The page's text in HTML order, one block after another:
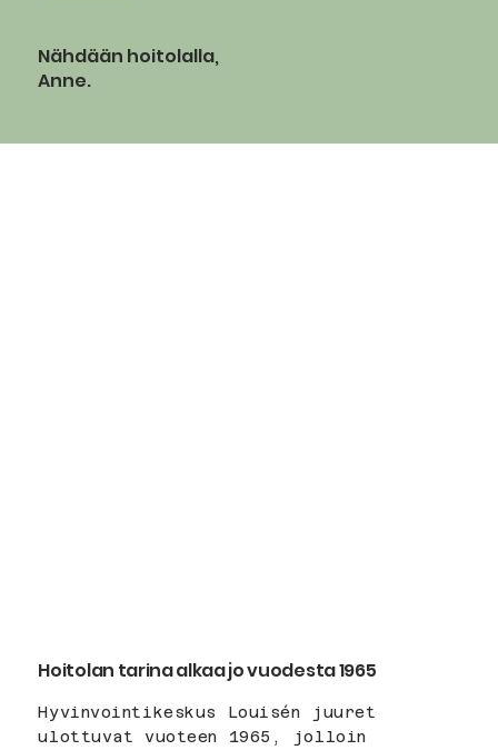
Nähdään hoitolalla,
Anne.
Hoitolan tarina alkaa jo vuodesta 1965
Hyvinvointikeskus Louisén juuret
ulottuvat vuoteen 1965, jolloin